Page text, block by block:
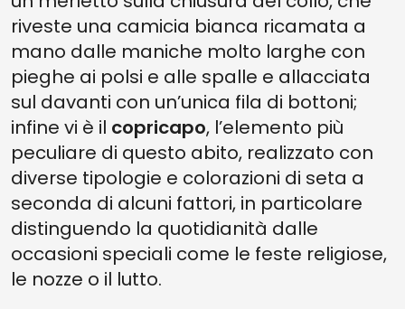
riveste una camicia bianca ricamata a
mano dalle maniche molto larghe con
pieghe ai polsi e alle spalle e allacciata
sul davanti con un’unica fila di bottoni;
infine vi è il copricapo, l’elemento più
peculiare di questo abito, realizzato con
diverse tipologie e colorazioni di seta a
seconda di alcuni fattori, in particolare
distinguendo la quotidianità dalle
occasioni speciali come le feste religiose,
le nozze o il lutto.